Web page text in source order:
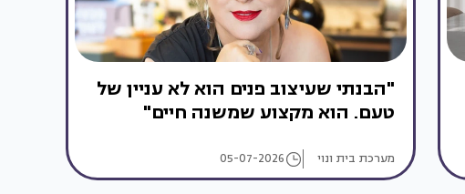
"הבנתי שעיצוב פנים הוא לא עניין של
טעם. הוא מקצוע שמשנה חיים"
מערכת בית ונוי 05-07-2026